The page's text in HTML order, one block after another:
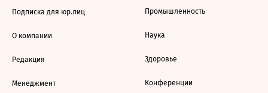
Подписка для юр.лиц
О компании
Редакция
Менеджмент
Промышленность
Наука
Здоровье
Конференции